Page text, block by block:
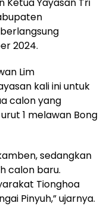
2024.
Lim
kali ini untuk
calon yang
1 melawan Bong
sedangkan
calon baru.
Tionghoa
Pinyuh,” ujarnya.